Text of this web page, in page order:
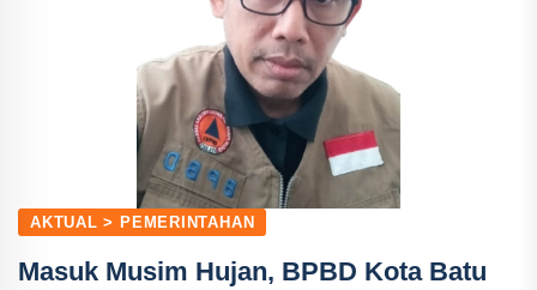
AKTUAL > PEMERINTAHAN
Masuk Musim Hujan, BPBD Kota Batu